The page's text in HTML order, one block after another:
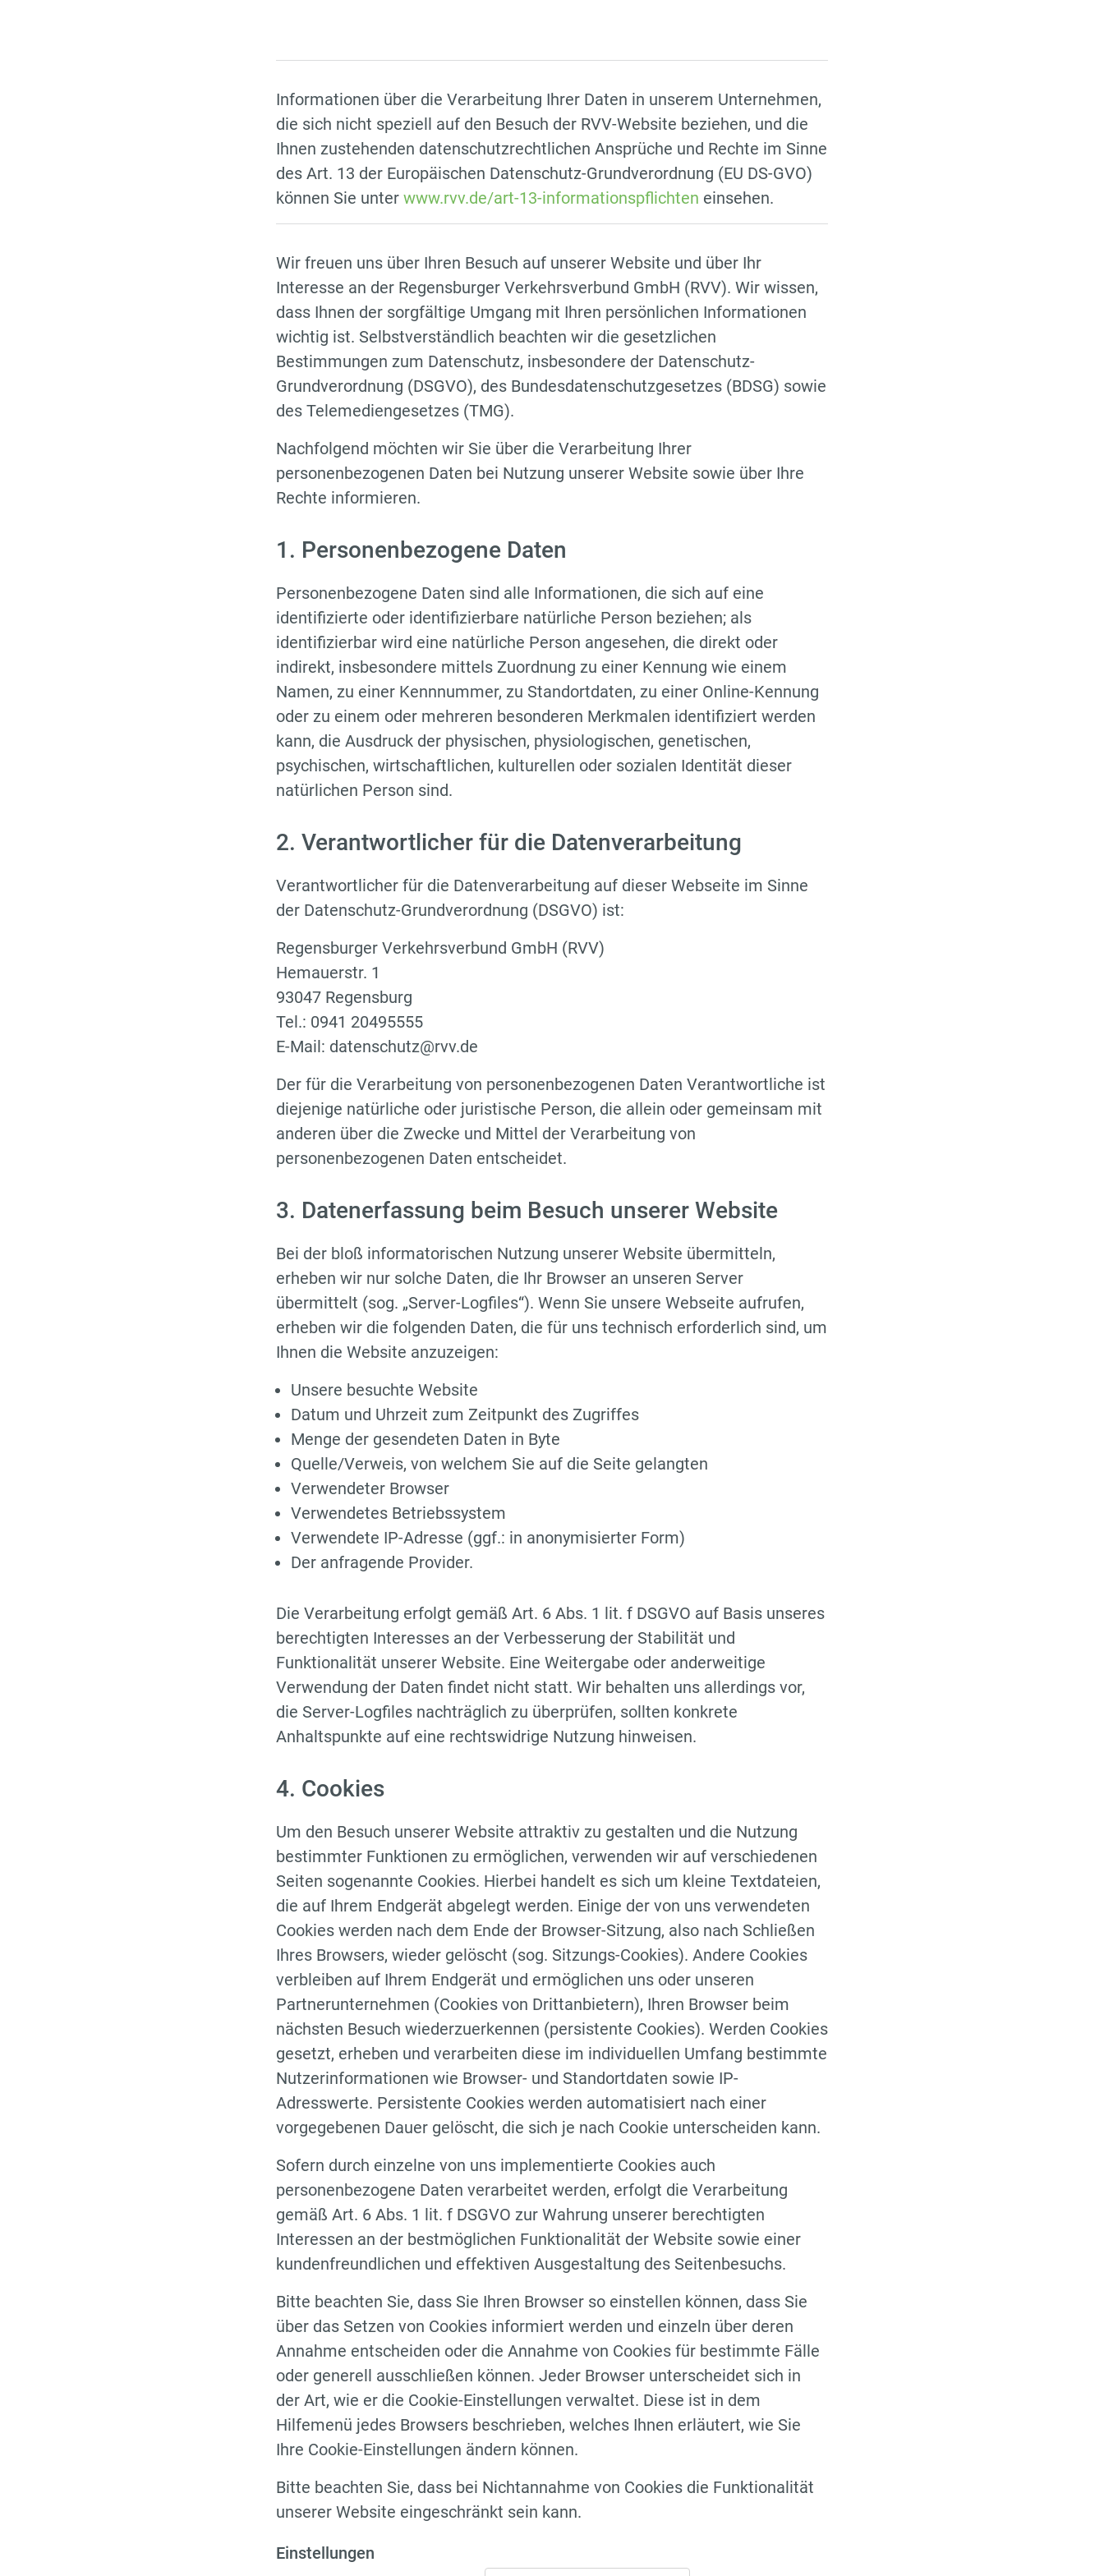
Informationen über die Verarbeitung Ihrer Daten in unserem Unternehmen,
die sich nicht speziell auf den Besuch der RVV-Website beziehen, und die
Ihnen zustehenden datenschutzrechtlichen Ansprüche und Rechte im Sinne
des Art. 13 der Europäischen Datenschutz-Grundverordnung (EU DS-GVO)
können Sie unter www.rvv.de/art-13-informationspflichten einsehen.
Wir freuen uns über Ihren Besuch auf unserer Website und ‎über Ihr
Interesse an der Regensburger Verkehrsverbund GmbH (RVV). Wir wissen,
dass Ihnen der sorgfältige Umgang mit ‎Ihren persönlichen Informationen
wichtig ist. Selbstverständlich beachten wir die gesetzlichen
Bestimmungen zum Datenschutz, insbesondere der Datenschutz-
Grundverordnung (DSGVO), des Bundesdatenschutzgesetzes (BDSG) sowie
des Telemediengesetzes (TMG).‎
Nachfolgend möchten wir Sie über die Verarbeitung Ihrer
personenbezogenen Daten bei Nutzung ‎unserer Website sowie über Ihre
Rechte informieren.
1. Personenbezogene Daten
Personenbezogene Daten sind alle Informationen, die sich auf eine
identifizierte oder identifizierbare natürliche Person beziehen; als
identifizierbar wird eine natürliche Person angesehen, die direkt oder
indirekt, insbesondere mittels Zuordnung zu einer Kennung wie einem
Namen, zu einer Kennnummer, zu Standortdaten, zu einer Online-Kennung
oder zu einem oder mehreren besonderen Merkmalen identifiziert werden
kann, die Ausdruck der physischen, physiologischen, genetischen,
psychischen, wirtschaftlichen, kulturellen oder sozialen Identität dieser
natürlichen Person sind.
2. Verantwortlicher für die Datenverarbeitung
Verantwortlicher für die Datenverarbeitung auf dieser Webseite im Sinne
der Datenschutz-Grundverordnung (DSGVO) ist:
Regensburger Verkehrsverbund GmbH (RVV)
Hemauerstr. 1
93047 Regensburg
Tel.: 0941 20495555
E-Mail: datenschutz@rvv.de
Der für die Verarbeitung von personenbezogenen Daten Verantwortliche ist
diejenige natürliche oder juristische Person, die allein oder gemeinsam mit
anderen über die Zwecke und Mittel der Verarbeitung von
personenbezogenen Daten entscheidet.
3. Datenerfassung beim Besuch unserer Website
Bei der bloß informatorischen Nutzung unserer Website übermitteln,
erheben wir nur solche Daten, die Ihr Browser an unseren Server
übermittelt (sog. „Server-Logfiles“). Wenn Sie unsere Webseite aufrufen,
erheben wir die folgenden Daten, die für uns technisch erforderlich sind, um
Ihnen die Website anzuzeigen:
Unsere besuchte Website
Datum und Uhrzeit zum Zeitpunkt des Zugriffes
Menge der gesendeten Daten in Byte
Quelle/Verweis, von welchem Sie auf die Seite gelangten
Verwendeter Browser
Verwendetes Betriebssystem
Verwendete IP-Adresse (ggf.: in anonymisierter Form)
Der anfragende Provider.
Die Verarbeitung erfolgt gemäß Art. 6 Abs. 1 lit. f DSGVO auf Basis unseres
berechtigten Interesses an der Verbesserung der Stabilität und
Funktionalität unserer Website. Eine Weitergabe oder anderweitige
Verwendung der Daten findet nicht statt. Wir behalten uns allerdings vor,
die Server-Logfiles nachträglich zu überprüfen, sollten konkrete
Anhaltspunkte auf eine rechtswidrige Nutzung hinweisen.
4. Cookies
Um den Besuch unserer Website attraktiv zu gestalten und die Nutzung
bestimmter Funktionen zu ermöglichen, verwenden wir auf verschiedenen
Seiten sogenannte Cookies. Hierbei handelt es sich um kleine Textdateien,
die auf Ihrem Endgerät abgelegt werden. Einige der von uns verwendeten
Cookies werden nach dem Ende der Browser-Sitzung, also nach Schließen
Ihres Browsers, wieder gelöscht (sog. Sitzungs-Cookies). Andere Cookies
verbleiben auf Ihrem Endgerät und ermöglichen uns oder unseren
Partnerunternehmen (Cookies von Drittanbietern), Ihren Browser beim
nächsten Besuch wiederzuerkennen (persistente Cookies). Werden Cookies
gesetzt, erheben und verarbeiten diese im individuellen Umfang bestimmte
Nutzerinformationen wie Browser- und Standortdaten sowie IP-
Adresswerte. Persistente Cookies werden automatisiert nach einer
vorgegebenen Dauer gelöscht, die sich je nach Cookie unterscheiden kann.
Sofern durch einzelne von uns implementierte Cookies auch
personenbezogene Daten verarbeitet werden, erfolgt die Verarbeitung
gemäß Art. 6 Abs. 1 lit. f DSGVO zur Wahrung unserer berechtigten
Interessen an der bestmöglichen Funktionalität der Website sowie einer
kundenfreundlichen und effektiven Ausgestaltung des Seitenbesuchs.
Bitte beachten Sie, dass Sie Ihren Browser so einstellen können, dass Sie
über das Setzen von Cookies informiert werden und einzeln über deren
Annahme entscheiden oder die Annahme von Cookies für bestimmte Fälle
oder generell ausschließen können. Jeder Browser unterscheidet sich in
der Art, wie er die Cookie-Einstellungen verwaltet. Diese ist in dem
Hilfemenü jedes Browsers beschrieben, welches Ihnen erläutert, wie Sie
Ihre Cookie-Einstellungen ändern können.
Bitte beachten Sie, dass bei Nichtannahme von Cookies die Funktionalität
unserer Website eingeschränkt sein kann.
Einstellungen